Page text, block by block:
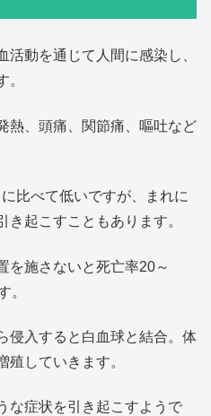
動を通じて人間に感染し、
。
熱、頭痛、関節痛、嘔吐など
比べて低いですが、まれに
起こすこともあります。
を施さないと死亡率20～
。
侵入すると白血球と結合。体
殖していきます。
な症状を引き起こすようで